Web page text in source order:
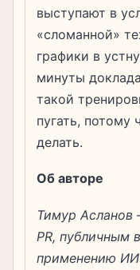
выступают в
«сломанной»
графики в
минуты
такой
пугать, потому
делать.
Об авторе
Тимур
PR, публичным
применению